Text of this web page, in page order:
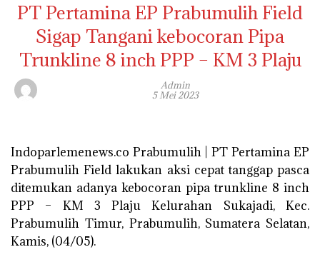
PT Pertamina EP Prabumulih Field
Sigap Tangani kebocoran Pipa
Trunkline 8 inch PPP – KM 3 Plaju
Admin
5 Mei 2023
Indoparlemenews.co Prabumulih | PT Pertamina EP
Prabumulih Field lakukan aksi cepat tanggap pasca
ditemukan adanya kebocoran pipa trunkline 8 inch
PPP – KM 3 Plaju Kelurahan Sukajadi, Kec.
Prabumulih Timur, Prabumulih, Sumatera Selatan,
Kamis, (04/05).